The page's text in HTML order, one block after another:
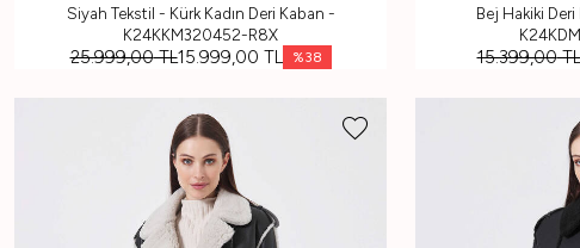
Siyah Tekstil - Kürk Kadın Deri Kaban -
K24KKM320452-R8X
25.999,00TL15.999,00 TL %38
Bej Hakiki
15.399,00TL